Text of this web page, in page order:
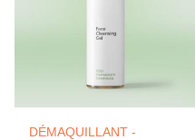
DÉMAQUILLANT -